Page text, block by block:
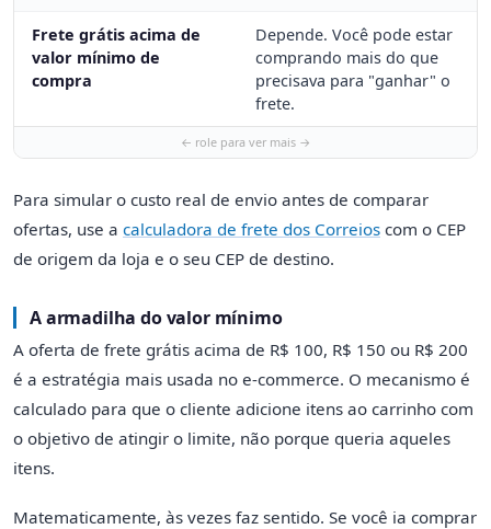
Frete grátis acima de
valor mínimo de
compra
Depende. Você pode estar
comprando mais do que
precisava para "ganhar" o
frete.
Para simular o custo real de envio antes de comparar
ofertas, use a calculadora de frete dos Correios com o CEP
de origem da loja e o seu CEP de destino.
A armadilha do valor mínimo
A oferta de frete grátis acima de R$ 100, R$ 150 ou R$ 200
é a estratégia mais usada no e-commerce. O mecanismo é
calculado para que o cliente adicione itens ao carrinho com
o objetivo de atingir o limite, não porque queria aqueles
itens.
Matematicamente, às vezes faz sentido. Se você ia comprar